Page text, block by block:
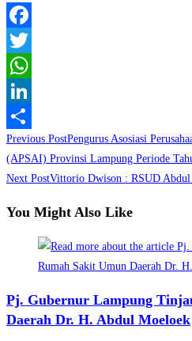
Facebook
Twitter
WhatsApp
LinkedIn
Share
Read
more
articles
Previous PostPengurus Asosiasi
(APSAI) Provinsi Lampung Periode
Next PostVittorio Dwison : RSUD Abdul
You Might Also Like
Pj. Gubernur Lampung
Daerah Dr. H. Abdul Moeloek